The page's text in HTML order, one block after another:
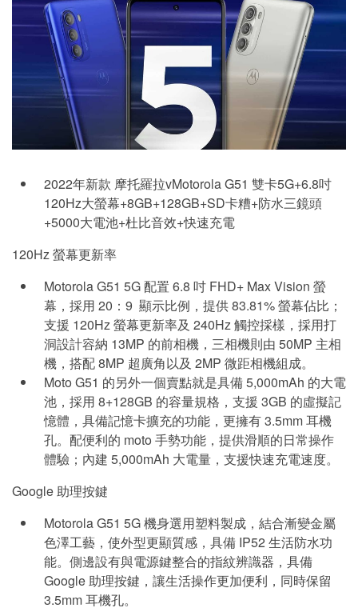
2022年新款 摩托羅拉vMotorola G51 雙卡5G+6.8吋
120Hz大螢幕+8GB+128GB+SD卡糟+防水三鏡頭
+5000大電池+杜比音效+快速充電
120Hz 螢幕更新率
Motorola G51 5G 配置 6.8 吋 FHD+ Max Vision 螢
幕，採用 20：9 顯示比例，提供 83.81% 螢幕佔比；
支援 120Hz 螢幕更新率及 240Hz 觸控採樣，採用打
洞設計容納 13MP 的前相機，三相機則由 50MP 主相
機，搭配 8MP 超廣角以及 2MP 微距相機組成。
Moto G51 的另外一個賣點就是具備 5,000mAh 的大電
池，採用 8+128GB 的容量規格，支援 3GB 的虛擬記
憶體，具備記憶卡擴充的功能，更擁有 3.5mm 耳機
孔。配便利的 moto 手勢功能，提供滑順的日常操作
體驗；內建 5,000mAh 大電量，支援快速充電速度。
Google 助理按鍵
Motorola G51 5G 機身選用塑料製成，結合漸變金屬
色澤工藝，使外型更顯質感，具備 IP52 生活防水功
能。側邊設有與電源鍵整合的指紋辨識器，具備
Google 助理按鍵，讓生活操作更加便利，同時保留
3.5mm 耳機孔。